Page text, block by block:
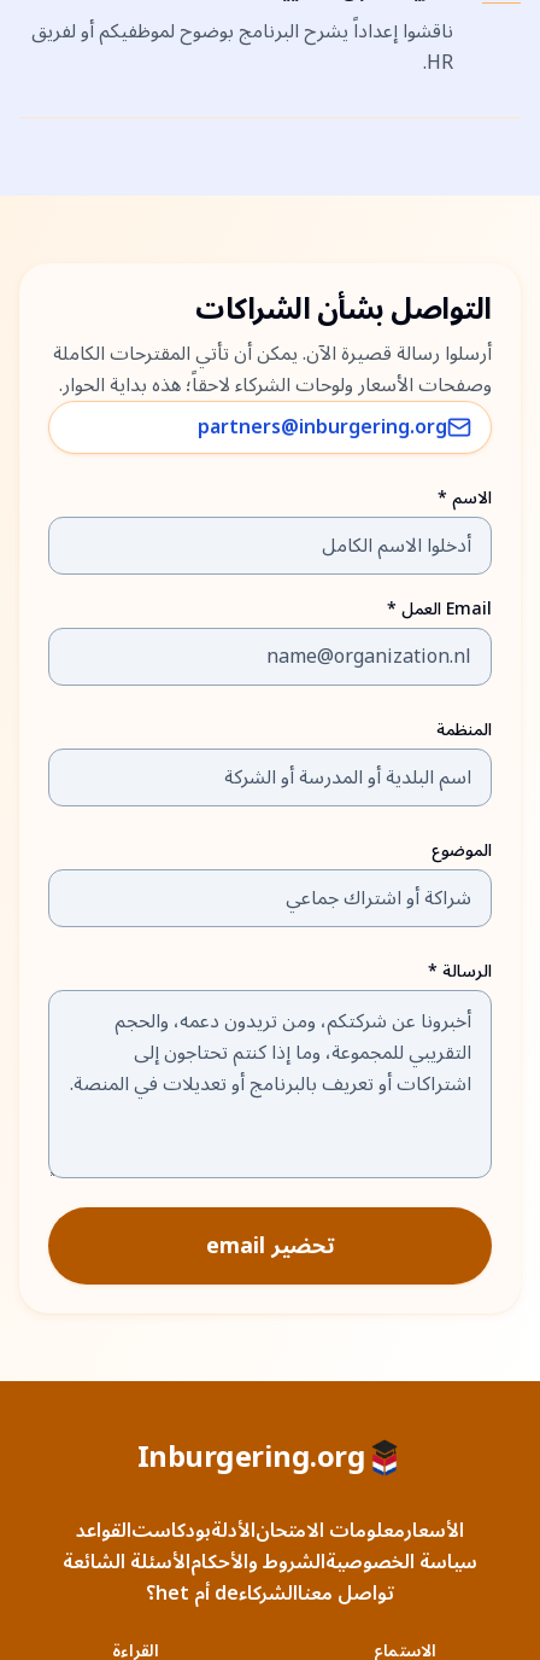
ناقشوا إعداداً يشرح البرنامج بوضوح لموظفيكم أو لفريق
HR.
التواصل بشأن الشراكات
أرسلوا رسالة قصيرة الآن. يمكن أن تأتي المقترحات الكاملة
وصفحات الأسعار ولوحات الشركاء لاحقاً؛ هذه بداية الحوار.
partners@inburgering.org
الاسم *
Email العمل *
المنظمة
الموضوع
الرسالة *
تحضير email
Inburgering.org
الأسعارمعلومات الامتحانالأدلةبودكاستالقواعد
سياسة الخصوصيةالشروط والأحكامالأسئلة الشائعة
تواصل معناالشركاءde أم het؟
الاستماع
القراءة